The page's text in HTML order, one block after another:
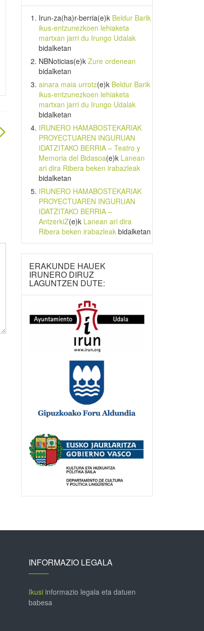
Irun-za(ha)r-berria(e)k Beldur Barik
ikus-entzunezkoen lehiaketa
martxan jarri du Irungo Udalak
bidalketan
NBNoticias(e)k Zure ordenean
bidalketan
ainara maia urrotz(e)k Beldur Barik
ikus-entzunezkoen lehiaketa
martxan jarri du Irungo Udalak
bidalketan
IRUNERO HAMABOSTEKARIAK
PROYECTUAREN INGURUAN
IDATZITAKO BERRIA – Teatro y
Memoria del Bidasoa(e)k Lanean
ari dira Ribera beken irabazleak
bidalketan
IRUNERO HAMABOSTEKARIAK
PROYECTUAREN INGURUAN
IDATZITAKO BERRIA –
AntzerkiZ(e)k Lanean ari dira
Ribera beken irabazleakbidalketan
ERAKUNDE HAUEK
IRUNERO DIRUZ
LAGUNTZEN DUTE:
INFORMAZIO LEGALA
Ikusiinformazio legala eta datuen
babesa